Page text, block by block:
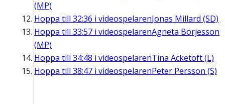
(MP)
Hoppa till 32:36 i videospelarenJonas Millard (SD)
Hoppa till 33:57 i videospelarenAgneta Börjesson
(MP)
Hoppa till 34:48 i videospelarenTina Acketoft (L)
Hoppa till 38:47 i videospelarenPeter Persson (S)